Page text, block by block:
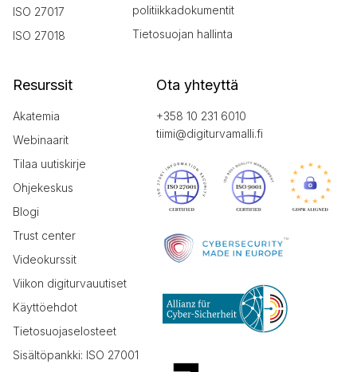
ISO 27017
ISO 27018
politiikkadokumentit
Tietosuojan hallinta
Resurssit
Akatemia
Webinaarit
Tilaa uutiskirje
Ohjekeskus
Blogi
Trust center
Videokurssit
Viikon digiturvauutiset
Käyttöehdot
Tietosuojaselosteet
Sisältöpankki: ISO 27001
Ota yhteyttä
+358 10 231 6010
tiimi@digiturvamalli.fi